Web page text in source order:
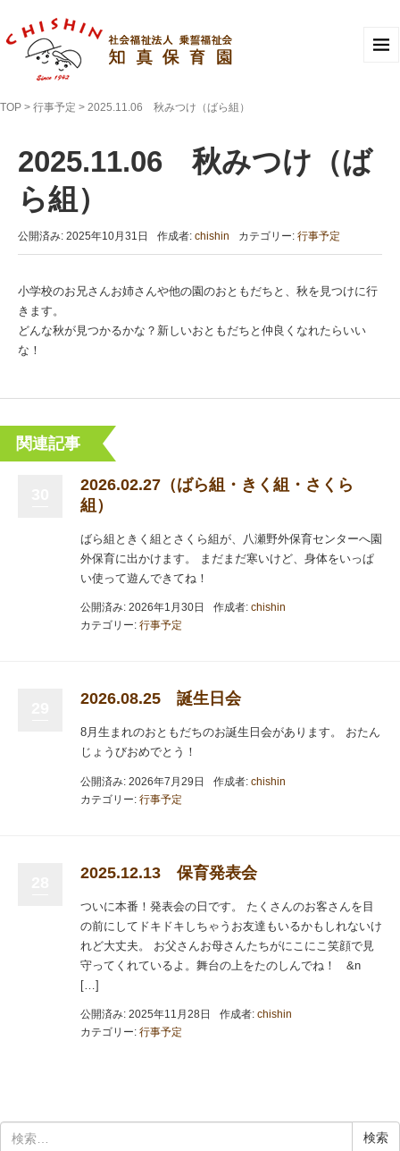
TOP > 行事予定 > 2025.11.06 秋みつけ（ばら組）
2025.11.06 秋みつけ（ば
ら組）
公開済み: 2025年10月31日 作成者: chishin カテゴリー: 行事予定
小学校のお兄さんお姉さんや他の園のおともだちと、秋を見つけに行
きます。
どんな秋が見つかるかな？新しいおともだちと仲良くなれたらいい
な！
関連記事
2026.02.27（ばら組・きく組・さくら
組）
ばら組ときく組とさくら組が、八瀬野外保育センターへ園
外保育に出かけます。 まだまだ寒いけど、身体をいっぱ
い使って遊んできてね！
公開済み: 2026年1月30日 作成者: chishin
カテゴリー: 行事予定
2026.08.25 誕生日会
8月生まれのおともだちのお誕生日会があります。 おたん
じょうびおめでとう！
公開済み: 2026年7月29日 作成者: chishin
カテゴリー: 行事予定
2025.12.13 保育発表会
ついに本番！発表会の日です。 たくさんのお客さんを目
の前にしてドキドキしちゃうお友達もいるかもしれないけ
れど大丈夫。 お父さんお母さんたちがにこにこ笑顔で見
守ってくれているよ。舞台の上をたのしんでね！ &n
[…]
公開済み: 2025年11月28日 作成者: chishin
カテゴリー: 行事予定